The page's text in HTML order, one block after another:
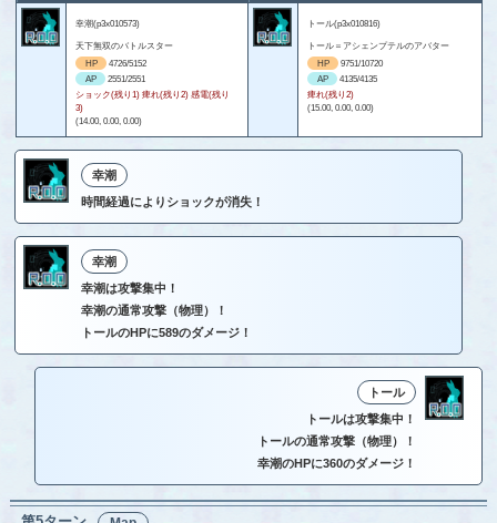
幸潮(p3x010573)
天下無双のバトルスター
HP
4726/5152
AP
2551/2551
ショック(残り1) 痺れ(残り2) 感電(残り
3)
(14.00, 0.00, 0.00)
トール(p3x010816)
トール＝アシェンプテルのアバター
HP
9751/10720
AP
4135/4135
痺れ(残り2)
(15.00, 0.00, 0.00)
幸潮
時間経過によりショックが消失！
幸潮
幸潮は攻撃集中！
幸潮の通常攻撃（物理）！
トールのHPに589のダメージ！
トール
トールは攻撃集中！
トールの通常攻撃（物理）！
幸潮のHPに360のダメージ！